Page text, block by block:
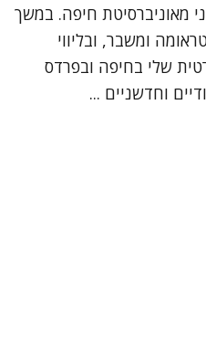
מאוניברסיטת חיפה. במשך
ומשבר, ובליווי
שלי בחיפה ובפרדס
וחדשניים ...